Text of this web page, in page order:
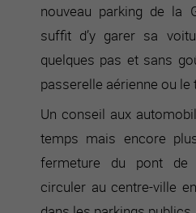
nouveau parking de la
suffit d’y garer sa
quelques pas et sans
passerelle aérienne ou
Un conseil aux
temps mais encore
fermeture du pont de
circuler au centre-ville